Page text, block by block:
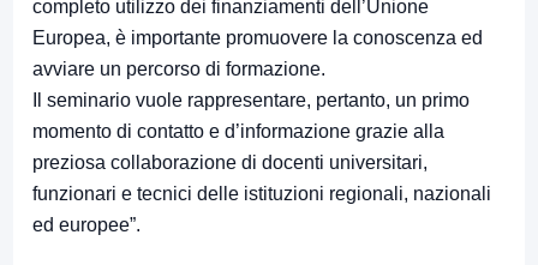
completo utilizzo dei finanziamenti dell’Unione
Europea, è importante promuovere la conoscenza ed
avviare un percorso di formazione.
Il seminario vuole rappresentare, pertanto, un primo
momento di contatto e d’informazione grazie alla
preziosa collaborazione di docenti universitari,
funzionari e tecnici delle istituzioni regionali, nazionali
ed europee”.